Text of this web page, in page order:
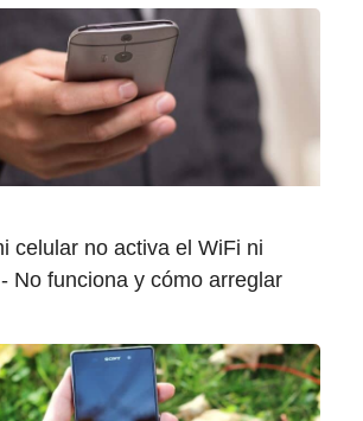
celular no activa el WiFi ni
No funciona y cómo arreglar